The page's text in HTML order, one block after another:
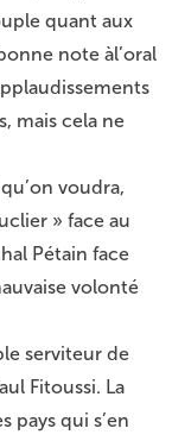
quant aux
note àl’oral
mais cela ne
voudra,
» face au
Pétain face
volonté
serviteur de
Fitoussi. La
pays qui s’en